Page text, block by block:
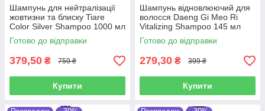
Шампунь для нейтралізації
жовтизни та блиску Tiare
Color Silver Shampoo 1000 мл
Готово до відправки
379,50 ₴ 759 ₴
Купити
Шампунь відновлюючий для
волосся Daeng Gi Meo Ri
Vitalizing Shampoo 145 мл
Готово до відправки
279,30 ₴ 399 ₴
Купити